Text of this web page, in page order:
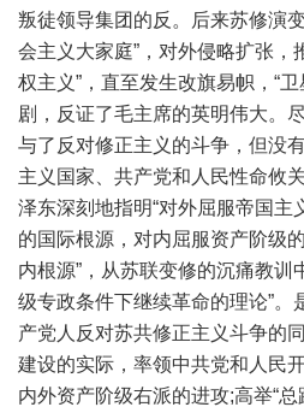
叛徒领导集团的反。后来苏修演
会主义大家庭”，对外侵略扩张，
权主义”，直至发生改旗易帜，“
剧，反证了毛主席的英明伟大。
与了反对修正主义的斗争，但没
主义国家、共产党和人民性命攸
泽东深刻地指明“对外屈服帝国主
的国际根源，对内屈服资产阶级
内根源”，从苏联变修的沉痛教训
级专政条件下继续革命的理论”。
产党人反对苏共修正主义斗争的
建设的实际，率领中共党和人民
内外资产阶级右派的进攻;高举“